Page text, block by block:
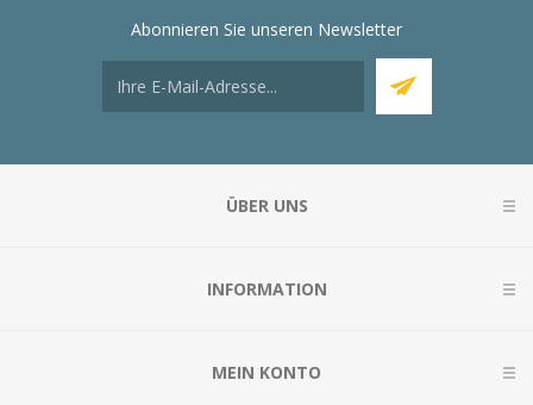
Abonnieren Sie unseren Newsletter
ÜBER UNS
INFORMATION
MEIN KONTO